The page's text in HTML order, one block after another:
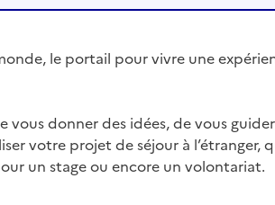
le portail pour vivre une
vous donner des idées, de vous
votre projet de séjour à l’étranger,
un stage ou encore un volontariat.